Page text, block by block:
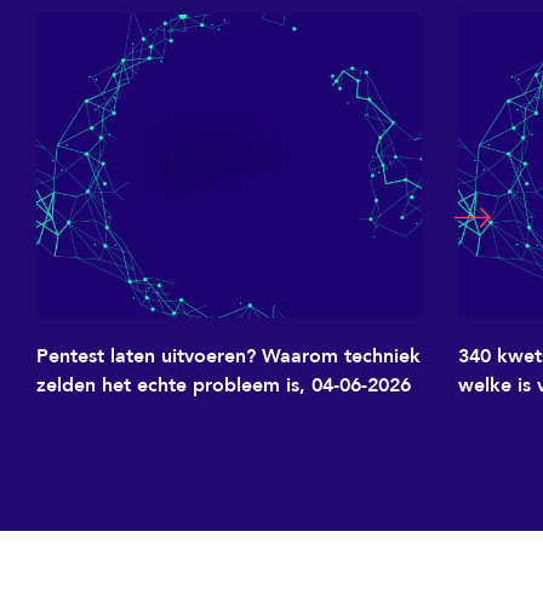
Pentest laten uitvoeren? Waarom techniek
zelden het echte probleem is, 04-06-2026
340
welke is